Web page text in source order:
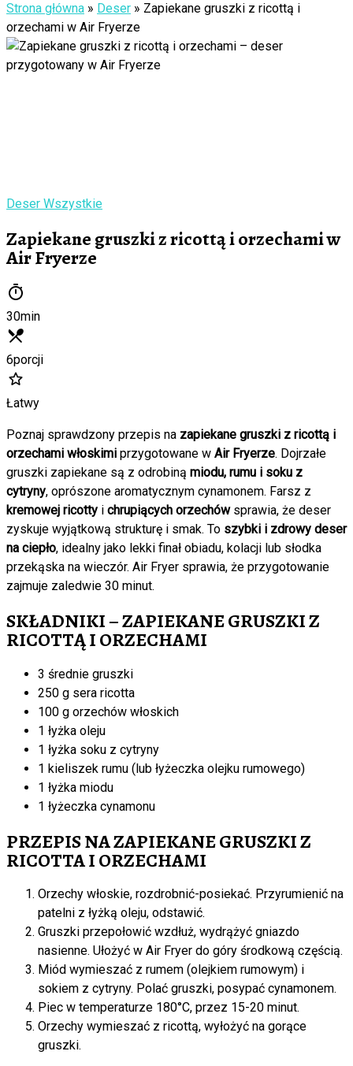
Strona główna » Deser » Zapiekane gruszki z ricottą i
orzechami w Air Fryerze
Deser Wszystkie
Zapiekane gruszki z ricottą i orzechami w
Air Fryerze
30min
6porcji
Łatwy
Poznaj sprawdzony przepis na zapiekane gruszki z ricottą i
orzechami włoskimi przygotowane w Air Fryerze. Dojrzałe
gruszki zapiekane są z odrobiną miodu, rumu i soku z
cytryny, oprószone aromatycznym cynamonem. Farsz z
kremowej ricotty i chrupiących orzechówsprawia, że deser
zyskuje wyjątkową strukturę i smak. To szybki i zdrowy deser
na ciepło, idealny jako lekki finał obiadu, kolacji lub słodka
przekąska na wieczór. Air Fryer sprawia, że przygotowanie
zajmuje zaledwie 30 minut.
SKŁADNIKI – ZAPIEKANE GRUSZKI Z
RICOTTĄ I ORZECHAMI
3 średnie gruszki
250 g sera ricotta
100 g orzechów włoskich
1 łyżka oleju
1 łyżka soku z cytryny
1 kieliszek rumu (lub łyżeczka olejku rumowego)
1 łyżka miodu
1 łyżeczka cynamonu
PRZEPIS NA ZAPIEKANE GRUSZKI Z
RICOTTA I ORZECHAMI
Orzechy włoskie, rozdrobnić-posiekać. Przyrumienić na
patelni z łyżką oleju, odstawić.
Gruszki przepołowić wzdłuż, wydrążyć gniazdo
nasienne. Ułożyć w Air Fryer do góry środkową częścią.
Miód wymieszać z rumem (olejkiem rumowym) i
sokiem z cytryny. Polać gruszki, posypać cynamonem.
Piec w temperaturze 180°C, przez 15-20 minut.
Orzechy wymieszać z ricottą, wyłożyć na gorące
gruszki.